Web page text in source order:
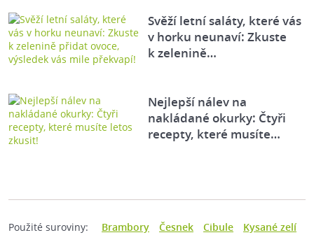
Svěží letní saláty, které vás
v horku neunaví: Zkuste
k zelenině…
Nejlepší nálev na
nakládané okurky: Čtyři
recepty, které musíte…
Použité suroviny: Brambory Česnek Cibule
Kysané zelí